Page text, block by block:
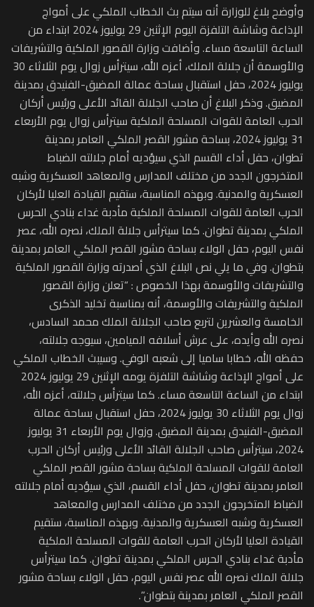
وأوضح بلاغ للوزارة أنه سيتم بث الخطاب الملكي على أمواج
الإذاعة وشاشة التلفزة اليوم الإثنين 29 يوليوز 2024 ابتداء من
الساعة التاسعة مساء. وأضافت وزارة القصور الملكية والتشريفات
والأوسمة أن جلالة الملك، أعزه الله، سيترأس زوال يوم الثلاثاء 30
يوليوز 2024، حفل استقبال بساحة عمالة المضيق-الفنيدق بمدينة
المضيق. وذكر البلاغ أن صاحب الجلالة القائد الأعلى ورئيس أركان
الحرب العامة للقوات المسلحة الملكية سيترأس زوال يوم الأربعاء
31 يوليوز 2024، بساحة مشور القصر الملكي العامر بمدينة
تطوان، حفل أداء القسم الذي سيؤديه أمام جلالته الضباط
المتخرجون الجدد من مختلف المدارس والمعاهد العسكرية وشبه
العسكرية والمدنية. وبهذه المناسبة، ستقيم القيادة العليا لأركان
الحرب العامة للقوات المسلحة الملكية مأدبة غداء بنادي الحرس
الملكي بمدينة تطوان. كما سيترأس جلالة الملك، نصره الله، عصر
نفس اليوم، حفل الولاء بساحة مشور القصر الملكي العامر بمدينة
بتطوان. وفي ما يلي نص البلاغ الذي أصدرته وزارة القصور الملكية
والتشريفات والأوسمة بهذا الخصوص : “تعلن وزارة القصور
الملكية والتشريفات والأوسمة، أنه بمناسبة تخليد الذكرى
الخامسة والعشرين لتربع صاحب الجلالة الملك محمد السادس،
نصره الله وأيده، على عرش أسلافه الميامين، سيوجه جلالته،
حفظه الله، خطابا ساميا إلى شعبه الوفي. وسيبث الخطاب الملكي
على أمواج الإذاعة وشاشة التلفزة يومه الإثنين 29 يوليوز 2024
ابتداء من الساعة التاسعة مساء. كما سيترأس جلالته، أعزه الله،
زوال يوم الثلاثاء 30 يوليوز 2024، حفل استقبال بساحة عمالة
المضيق-الفنيدق بمدينة المضيق. وزوال يوم الأربعاء 31 يوليوز
2024، سيترأس صاحب الجلالة القائد الأعلى ورئيس أركان الحرب
العامة للقوات المسلحة الملكية بساحة مشور القصر الملكي
العامر بمدينة تطوان، حفل أداء القسم، الذي سيؤديه أمام جلالته
الضباط المتخرجون الجدد من مختلف المدارس والمعاهد
العسكرية وشبه العسكرية والمدنية. وبهذه المناسبة، ستقيم
القيادة العليا لأركان الحرب العامة للقوات المسلحة الملكية
مأدبة غداء بنادي الحرس الملكي بمدينة تطوان. كما سيترأس
جلالة الملك نصره الله عصر نفس اليوم، حفل الولاء بساحة مشور
القصر الملكي العامر بمدينة بتطوان”.